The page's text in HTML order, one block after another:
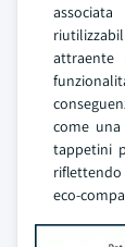
attraente
come
tappetini
riflettendo
eco-